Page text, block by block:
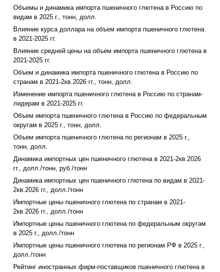
Объемы и динамика импорта пшеничного глютена в Россию по
видам в 2025 г., тонн, долл.
Влияние курса доллара на объем импорта пшеничного глютена
в 2021-2025 гг.
Влияние средней цены на объем импорта пшеничного глютена в
2021-2025 гг.
Объем и динамика импорта пшеничного глютена в Россию по
странам в 2021-2кв.2026 гг., тонн, долл.
Изменение импорта пшеничного глютена в Россию по странам-
лидерам в 2021-2025 гг.
Объем импорта пшеничного глютена в Россию по федеральным
округам в 2025 г., тонн, долл.
Объем импорта пшеничного глютена по регионам в 2025 г.,
тонн, долл.
Динамика импортных цен пшеничного глютена в 2021-2кв.2026
гг., долл./тонн, руб./тонн
Динамика импортных цен пшеничного глютена по видам в 2021-
2кв.2026 гг., долл./тонн
Импортные цены пшеничного глютена по странам в 2021-
2кв.2026 гг., долл./тонн
Импортные цены пшеничного глютена по федеральным округам
в 2025 г., долл./тонн
Импортные цены пшеничного глютена по регионам РФ в 2025 г.,
долл./тонн
Рейтинг иностранных фирм-поставщиков пшеничного глютена в